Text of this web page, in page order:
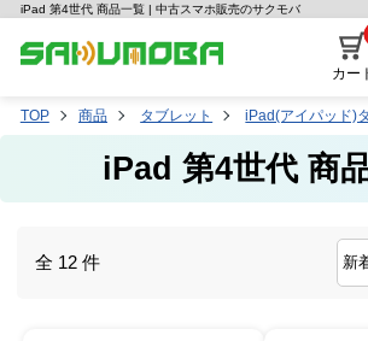
iPad 第4世代 商品一覧 | 中古スマホ販売のサクモバ
カー
TOP 商品 タブレット iPad(アイパッド)
iPad 第4世代 商
全 12 件